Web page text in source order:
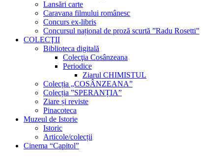
Lansări carte
Caravana filmului românesc
Concurs ex-libris
Concursul național de proză scurtă ”Radu Rosetti”
COLECŢII
Biblioteca digitală
Colecţia Cosânzeana
Periodice
Ziarul CHIMISTUL
Colecția „COSÂNZEANA”
Colecția ”SPERANȚIA”
Ziare și reviste
Pinacoteca
Muzeul de Istorie
Istoric
Articole/colecții
Cinema “Capitol”